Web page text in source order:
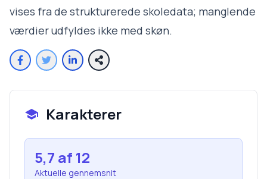
vises fra de strukturerede skoledata; manglende
værdier udfyldes ikke med skøn.
Karakterer
5,7 af 12
Aktuelle gennemsnit